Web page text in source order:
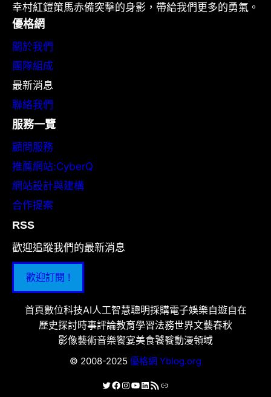
幸村紅鎧策馬赤備突擊的身影，帶給我們更多的勇氣。
優格網
關於我們
團隊組成
最新消息
聯絡我們
服務一覽
顧問服務
推薦網站:CyberQ
網站設計與建構
合作提案
RSS
歡迎追蹤我們的最新消息
歡迎訂閱 !
首頁數位科技AI人工智慧聰明採購電子娛樂自遊自在
歷史探討時事評論教育學習法務世界文藝春秋
影像藝術音樂饗宴美食饕餮動漫領域
© 2008-2025 優格網 Yblog.org
X Facebook
Instagram
YouTube
LinkedIn
RSS 資訊提供連結